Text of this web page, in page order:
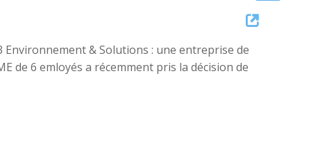
Up/Down
keys
to
Environnement & Solutions : une entreprise de
de 6 emloyés a récemment pris la décision de